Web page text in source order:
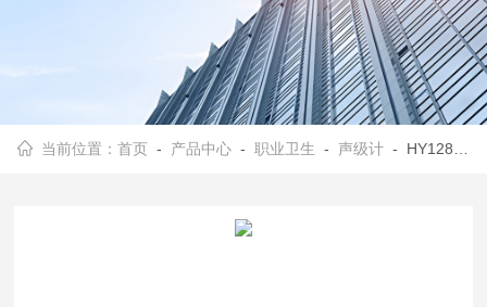
当前位置：首页 - 产品中心 -职业卫生 -声级计 - HY128系列声级计 GPS定位